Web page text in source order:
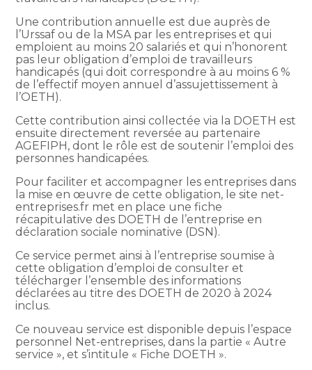
Une contribution annuelle est due auprès de
l’Urssaf ou de la MSA par les entreprises et qui
emploient au moins 20 salariés et qui n’honorent
pas leur obligation d’emploi de travailleurs
handicapés (qui doit correspondre à au moins 6 %
de l’effectif moyen annuel d’assujettissement à
l’OETH).
Cette contribution ainsi collectée via la DOETH est
ensuite directement reversée au partenaire
AGEFIPH, dont le rôle est de soutenir l’emploi des
personnes handicapées.
Pour faciliter et accompagner les entreprises dans
la mise en œuvre de cette obligation, le site net-
entreprises.fr met en place une fiche
récapitulative des DOETH de l’entreprise en
déclaration sociale nominative (DSN).
Ce service permet ainsi à l’entreprise soumise à
cette obligation d’emploi de consulter et
télécharger l’ensemble des informations
déclarées au titre des DOETH de 2020 à 2024
inclus.
Ce nouveau service est disponible depuis l’espace
personnel Net-entreprises, dans la partie « Autre
service », et s’intitule « Fiche DOETH ».